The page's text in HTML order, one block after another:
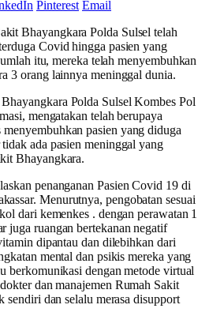
Pinterest Email
Bhayangkara Polda Sulsel telah
Covid hingga pasien yang
itu, mereka telah menyembuhkan
3 orang lainnya meninggal dunia.
Polda Sulsel Kombes Pol
mengatakan telah berupaya
pasien yang diduga
ada pasien meninggal yang
Bhayangkara.
penanganan Pasien Covid 19 di
Menurutnya, pengobatan sesuai
dari kemenkes . dengan perawatan 1
juga ruangan bertekanan negatif
dipantau dan dilebihkan dari
mental dan psikis mereka yang
berkomunikasi dengan metode virtual
dan manajemen Rumah Sakit
sendiri dan selalu merasa disupport